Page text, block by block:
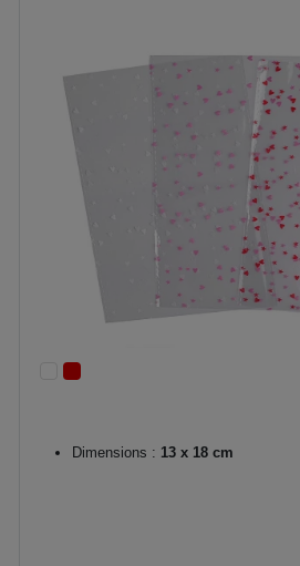
Dimensions : 13 x 18 cm